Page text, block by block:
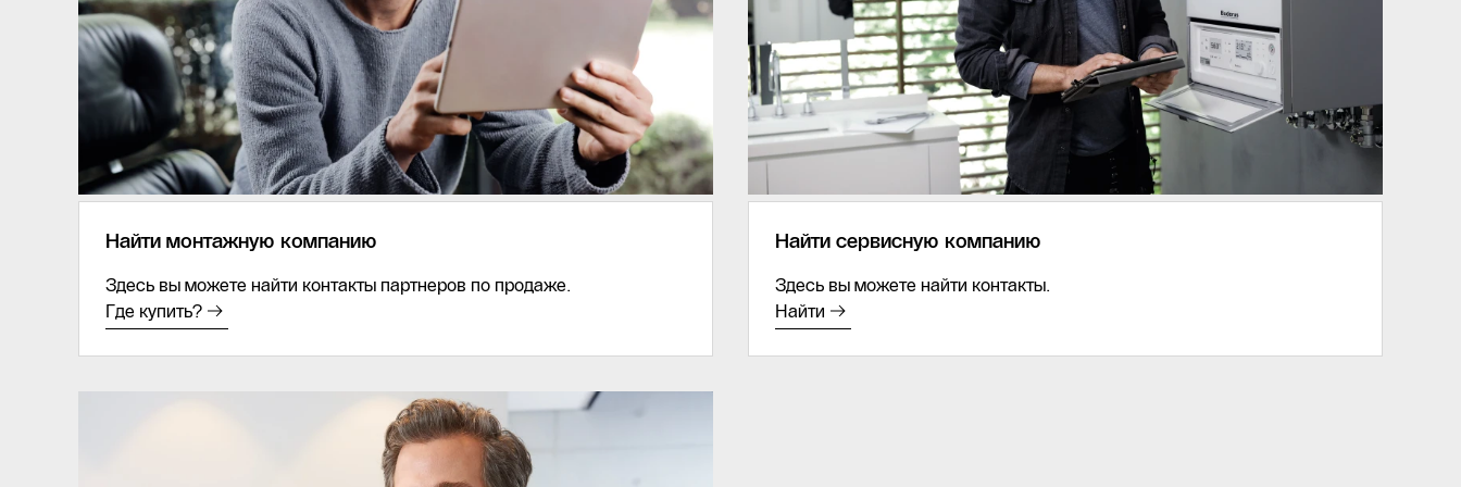
Найти монтажную компанию
Здесь вы можете найти контакты партнеров по продаже.
Где купить?
Найти сервисную компанию
Здесь вы можете найти контакты.
Найти